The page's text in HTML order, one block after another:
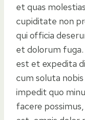
et quas
cupiditate non
qui officia
et dolorum
est et expedita
cum soluta
impedit quo
facere